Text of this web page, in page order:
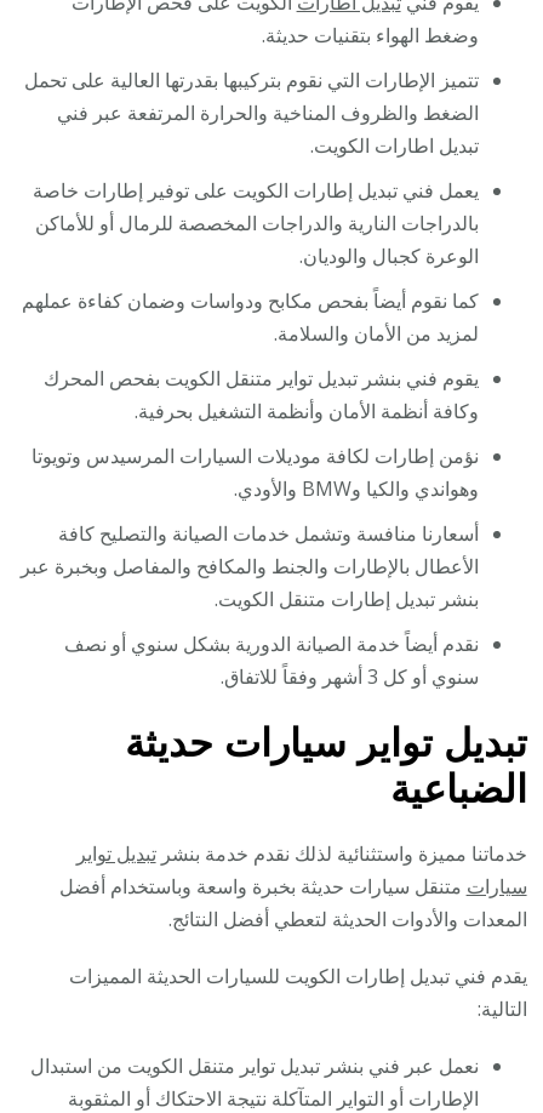
وضغط الهواء بتقنيات حديثة.
تتميز الإطارات التي نقوم بتركيبها بقدرتها العالية على تحمل
الضغط والظروف المناخية والحرارة المرتفعة عبر فني
تبديل اطارات الكويت.
يعمل فني تبديل إطارات الكويت على توفير إطارات خاصة
بالدراجات النارية والدراجات المخصصة للرمال أو للأماكن
الوعرة كجبال والوديان.
كما نقوم أيضاً بفحص مكابح ودواسات وضمان كفاءة عملهم
لمزيد من الأمان والسلامة.
يقوم فني بنشر تبديل تواير متنقل الكويت بفحص المحرك
وكافة أنظمة الأمان وأنظمة التشغيل بحرفية.
نؤمن إطارات لكافة موديلات السيارات المرسيدس وتويوتا
وهواندي والكيا وBMW والأودي.
أسعارنا منافسة وتشمل خدمات الصيانة والتصليح كافة
الأعطال بالإطارات والجنط والمكافح والمفاصل وبخبرة عبر
بنشر تبديل إطارات متنقل الكويت.
نقدم أيضاً خدمة الصيانة الدورية بشكل سنوي أو نصف
سنوي أو كل 3 أشهر وفقاً للاتفاق.
تبديل تواير سيارات حديثة
الضباعية
خدماتنا مميزة واستثنائية لذلك نقدم خدمة بنشرتبديل تواير
سيارات متنقل سيارات حديثة بخبرة واسعة وباستخدام أفضل
المعدات والأدوات الحديثة لتعطي أفضل النتائج.
يقدم فني تبديل إطارات الكويت للسيارات الحديثة المميزات
التالية:
نعمل عبر فني بنشر تبديل تواير متنقل الكويت من استبدال
الإطارات أو التواير المتآكلة نتيجة الاحتكاك أو المثقوبة